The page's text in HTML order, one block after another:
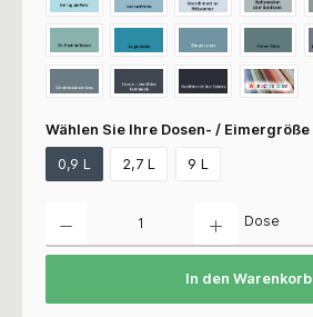
Wählen Sie Ihre Dosen- / Eimergröße
0,9 L 2,7 L 9 L
Dose
In den Warenkorb